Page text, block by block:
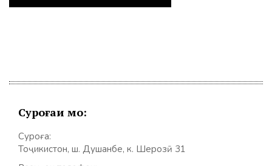
Суроғаи мо:
Суроға:
Тоҷикистон, ш. Душанбе, к. Шерозӣ 31